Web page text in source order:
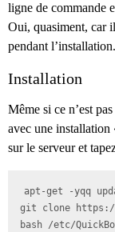
ligne de commande
Oui, quasiment, car
pendant
Installation
Même si ce n’est
avec une installation
sur le serveur et
apt-get -yqq
git clone https://
bash /etc/